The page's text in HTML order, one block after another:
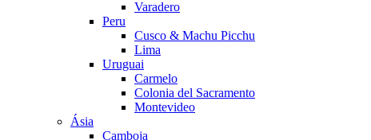
Varadero
Peru
Cusco & Machu Picchu
Lima
Uruguai
Carmelo
Colonia del Sacramento
Montevideo
Ásia
Camboja